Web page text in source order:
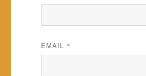
EMAIL *